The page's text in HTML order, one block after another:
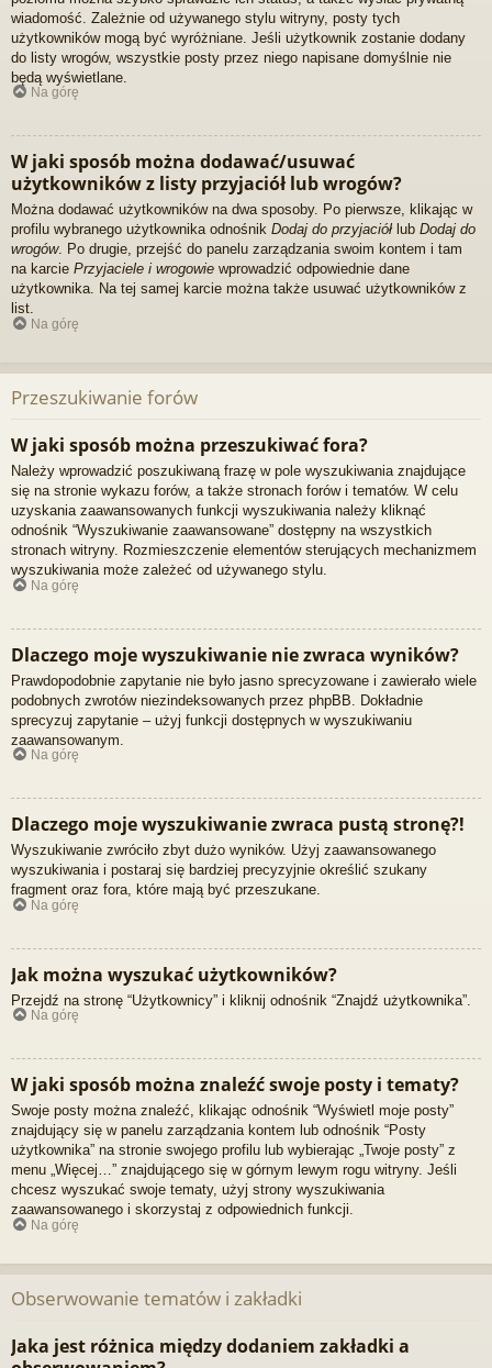
wiadomość. Zależnie od używanego stylu witryny, posty tych
użytkowników mogą być wyróżniane. Jeśli użytkownik zostanie dodany
do listy wrogów, wszystkie posty przez niego napisane domyślnie nie
będą wyświetlane.
Na górę
W jaki sposób można dodawać/usuwać
użytkowników z listy przyjaciół lub wrogów?
Można dodawać użytkowników na dwa sposoby. Po pierwsze, klikając w
profilu wybranego użytkownika odnośnik Dodaj do przyjaciół lub Dodaj do
wrogów. Po drugie, przejść do panelu zarządzania swoim kontem i tam
na karcie Przyjaciele i wrogowie wprowadzić odpowiednie dane
użytkownika. Na tej samej karcie można także usuwać użytkowników z
list.
Na górę
Przeszukiwanie forów
W jaki sposób można przeszukiwać fora?
Należy wprowadzić poszukiwaną frazę w pole wyszukiwania znajdujące
się na stronie wykazu forów, a także stronach forów i tematów. W celu
uzyskania zaawansowanych funkcji wyszukiwania należy kliknąć
odnośnik “Wyszukiwanie zaawansowane” dostępny na wszystkich
stronach witryny. Rozmieszczenie elementów sterujących mechanizmem
wyszukiwania może zależeć od używanego stylu.
Na górę
Dlaczego moje wyszukiwanie nie zwraca wyników?
Prawdopodobnie zapytanie nie było jasno sprecyzowane i zawierało wiele
podobnych zwrotów niezindeksowanych przez phpBB. Dokładnie
sprecyzuj zapytanie – użyj funkcji dostępnych w wyszukiwaniu
zaawansowanym.
Na górę
Dlaczego moje wyszukiwanie zwraca pustą stronę?!
Wyszukiwanie zwróciło zbyt dużo wyników. Użyj zaawansowanego
wyszukiwania i postaraj się bardziej precyzyjnie określić szukany
fragment oraz fora, które mają być przeszukane.
Na górę
Jak można wyszukać użytkowników?
Przejdź na stronę “Użytkownicy” i kliknij odnośnik “Znajdź użytkownika”.
Na górę
W jaki sposób można znaleźć swoje posty i tematy?
Swoje posty można znaleźć, klikając odnośnik “Wyświetl moje posty”
znajdujący się w panelu zarządzania kontem lub odnośnik “Posty
użytkownika” na stronie swojego profilu lub wybierając „Twoje posty” z
menu „Więcej…” znajdującego się w górnym lewym rogu witryny. Jeśli
chcesz wyszukać swoje tematy, użyj strony wyszukiwania
zaawansowanego i skorzystaj z odpowiednich funkcji.
Na górę
Obserwowanie tematów i zakładki
Jaka jest różnica między dodaniem zakładki a